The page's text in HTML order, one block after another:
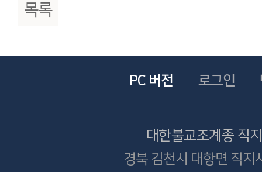
목록
PC 버전 로그인
대한불교조계종 직
경북 김천시 대항면 직지